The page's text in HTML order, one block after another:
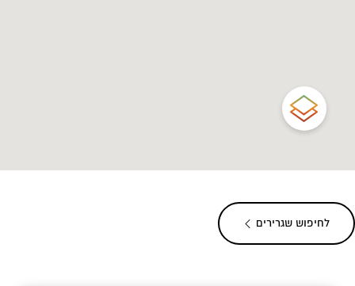
לחיפוש שגרירים